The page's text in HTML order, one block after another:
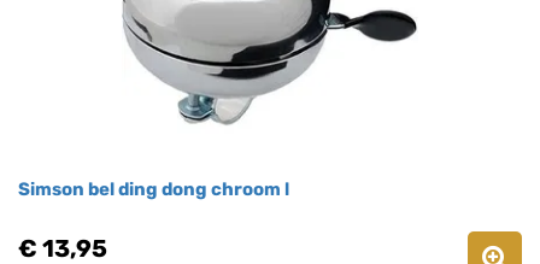
Simson bel ding dong chroom l
€ 13,95